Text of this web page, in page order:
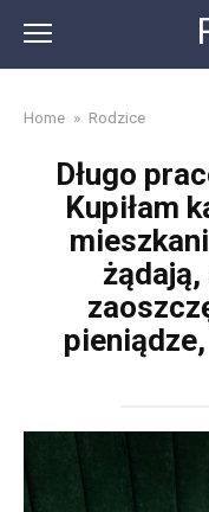
content
Home » Rodzice
Długo
Kupiłam
żądają,